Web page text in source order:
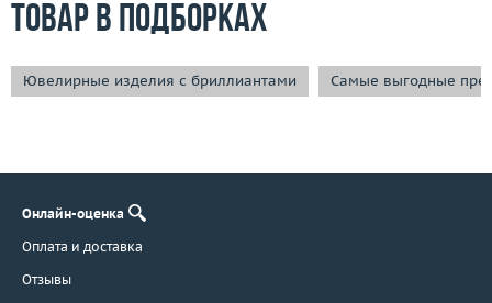
Товар в подборках
Ювелирные изделия с бриллиантами Самые выгодные
Онлайн-оценка
Оплата и доставка
Отзывы